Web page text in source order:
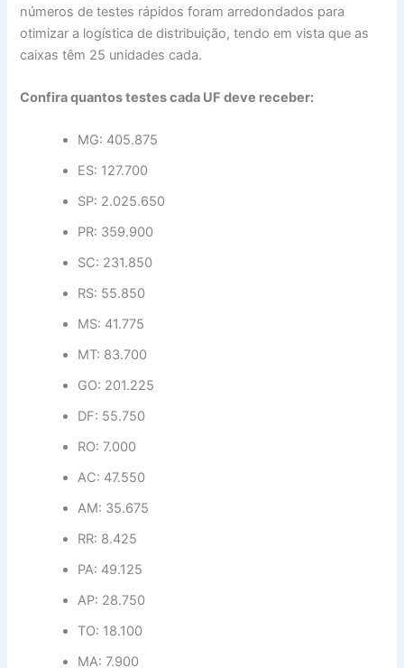
números de testes rápidos foram arredondados para
otimizar a logística de distribuição, tendo em vista que as
caixas têm 25 unidades cada.
Confira quantos testes cada UF deve receber:
MG: 405.875
ES: 127.700
SP: 2.025.650
PR: 359.900
SC: 231.850
RS: 55.850
MS: 41.775
MT: 83.700
GO: 201.225
DF: 55.750
RO: 7.000
AC: 47.550
AM: 35.675
RR: 8.425
PA: 49.125
AP: 28.750
TO: 18.100
MA: 7.900